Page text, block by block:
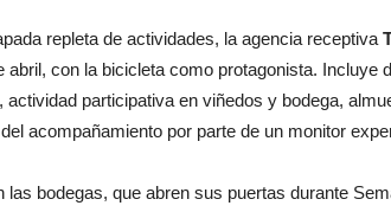
repleta de actividades, la agencia receptiva
abril, con la bicicleta como protagonista. Incluye
actividad participativa en viñedos y bodega,
acompañamiento por parte de un monitor
las bodegas, que abren sus puertas durante